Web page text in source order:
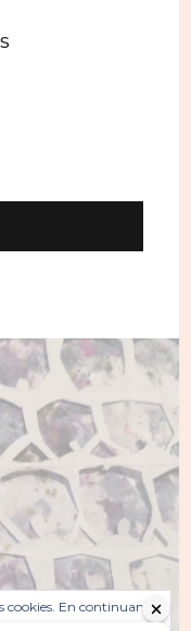
cookies. En continuant à